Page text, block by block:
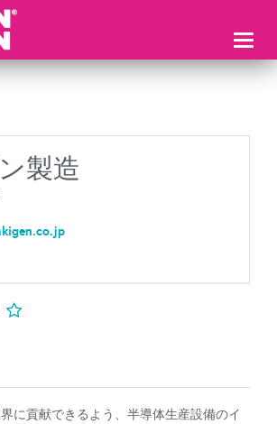
製造
に貢献できるよう、半導体生産設備のイ